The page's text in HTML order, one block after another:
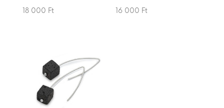
18 000 Ft 16 000 Ft